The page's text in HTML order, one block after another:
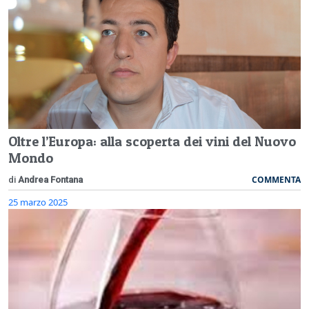
Oltre l’Europa: alla scoperta dei vini del Nuovo
Mondo
di Andrea Fontana COMMENTA
25 marzo 2025